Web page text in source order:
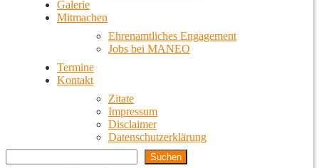
Galerie
Mitmachen
Ehrenamtliches Engagement
Jobs bei MANEO
Termine
Kontakt
Zitate
Impressum
Disclaimer
Datenschutzerklärung
Suchen